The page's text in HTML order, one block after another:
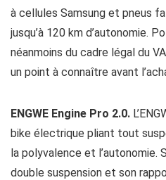
à cellules Samsung et pneus
jusqu’à 120 km d’autonomie.
néanmoins du cadre légal du
un point à connaître avant
ENGWE Engine Pro 2.0.
bike électrique pliant tout
la polyvalence et l’autonomie.
double suspension et son